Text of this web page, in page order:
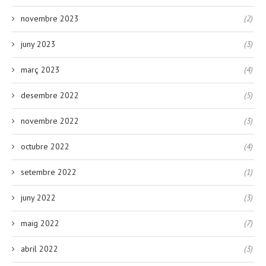
novembre 2023 (2)
juny 2023 (3)
març 2023 (4)
desembre 2022 (5)
novembre 2022 (3)
octubre 2022 (4)
setembre 2022 (1)
juny 2022 (3)
maig 2022 (7)
abril 2022 (3)